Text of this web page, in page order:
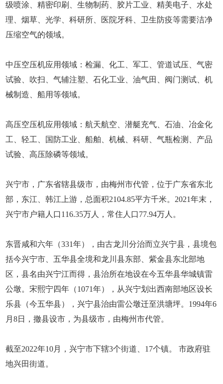
级喷涂、精密印刷、生物制药、胶片工业、精美电子、水处
理、烟草、光学、科研所、医院牙科、卫生防疫等需要洁净
压缩空气的领域。
中压空压机应用领域：检漏、化工、军工、管道试压、气密
试验、吹扫、气辅注塑、石化工业、油气田、阀门测试、机
械制造、船用等领域。
高压空压机应用领域：航天航空、潜艇充气、石油、冶金化
工、轻工、国防工业、船舶、机械、科研、气瓶检测、产品
试验、高压除磷等领域。
兴宁市，广东省辖县级市，由梅州市代管，位于广东省东北
部，东江、韩江上游，总面积2104.85平方千米。2021年末，
兴宁市户籍人口116.35万人，常住人口77.94万人。
东晋咸和六年（331年），由古龙川分治而立兴宁县，县境包
括今兴宁市、五华县全境和龙川县东部、紫金县东北部地
区，县名由兴宁江而得，县治所在地设在今五华县华城镇雷
公墩。宋熙宁四年（1071年），从兴宁划出西南部地区设长
乐县（今五华县），兴宁县治由雷公墩迁至洪塘坪。1994年6
月8日，撤县设市，为县级市，由梅州市代管。
截至2022年10月，兴宁市下辖3个街道、17个镇。 市政府驻
地兴田街道。